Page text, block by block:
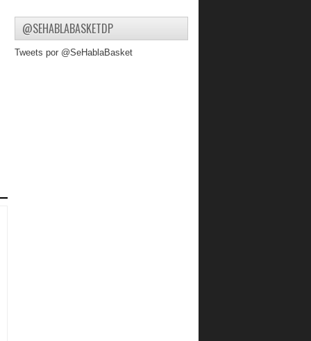
@SEHABLABASKETDP
Tweets por @SeHablaBasket